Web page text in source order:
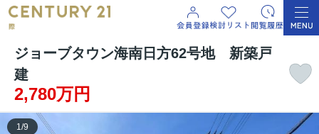
ジョーブタウン海南日方62号地 新築戸
建
2,780万円
1/9